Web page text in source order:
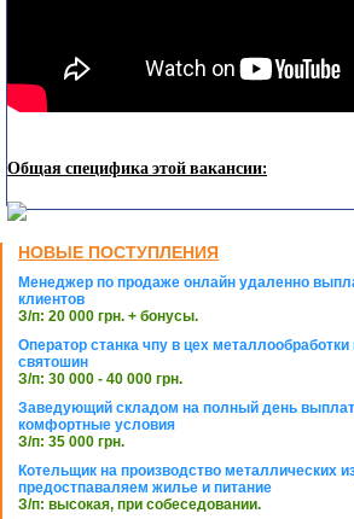
Общая специфика этой вакансии:
НОВЫЕ ПОСТУПЛЕНИЯ
Менеджер по продаже онлайн удаленно
клиентов
З/п: 20 000 грн. + бонусы.
Оператор станка чпу в цех
святошин
З/п: 30 000 - 40 000 грн.
Заведующий складом на полный день
комфортные условия
З/п: 35 000 грн.
Котельщик на производство металлических
предостпаваляем жилье и питание
З/п: высокая, при собеседовании.